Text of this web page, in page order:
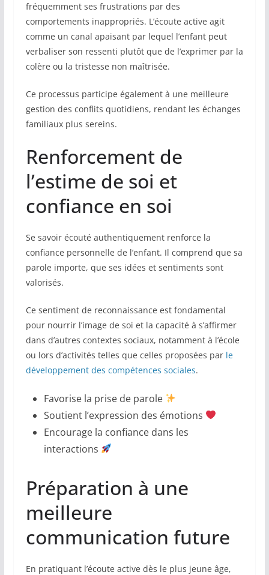
fréquemment ses frustrations par des
comportements inappropriés. L’écoute active agit
comme un canal apaisant par lequel l’enfant peut
verbaliser son ressenti plutôt que de l’exprimer par la
colère ou la tristesse non maîtrisée.
Ce processus participe également à une meilleure
gestion des conflits quotidiens, rendant les échanges
familiaux plus sereins.
Renforcement de
l’estime de soi et
confiance en soi
Se savoir écouté authentiquement renforce la
confiance personnelle de l’enfant. Il comprend que sa
parole importe, que ses idées et sentiments sont
valorisés.
Ce sentiment de reconnaissance est fondamental
pour nourrir l’image de soi et la capacité à s’affirmer
dans d’autres contextes sociaux, notamment à l’école
ou lors d’activités telles que celles proposées par le
développement des compétences sociales.
Favorise la prise de parole
Soutient l’expression des émotions
Encourage la confiance dans les
interactions
Préparation à une
meilleure
communication future
En pratiquant l’écoute active dès le plus jeune âge,